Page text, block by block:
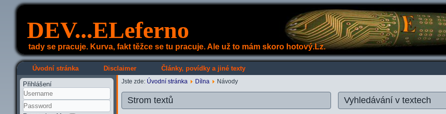
DEV...ELeferno
tady se pracuje. Kurva, fakt těžce se tu pracuje. Ale už to mám skoro hotový.Lz.
Úvodní stránka Disclaimer Články, povídky a jiné texty
Přihlášení Jste zde: Úvodní stránka Dílna Návody
Strom textů Vyhledávání v textech